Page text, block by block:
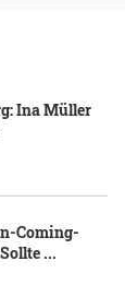
Ina Müller
Coming-
...